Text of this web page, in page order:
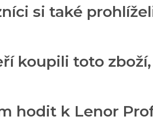
si také
koupili toto
hodit k Lenor